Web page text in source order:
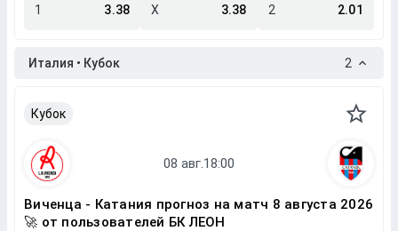
1 3.38 X 3.38 2 2.01
Италия • Кубок 2
Кубок
Виченца - Катания прогноз на матч 8 августа 2026
🚀 от пользователей БК ЛЕОН